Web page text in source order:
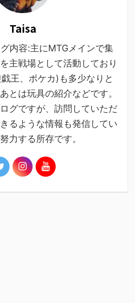
Taisa
内容:主にMTGメインで集
主戦場として活動しており
王、ポケカ)も多少なりと
とは玩具の紹介などです。
グですが、訪問していただ
るような情報も発信してい
力する所存です。